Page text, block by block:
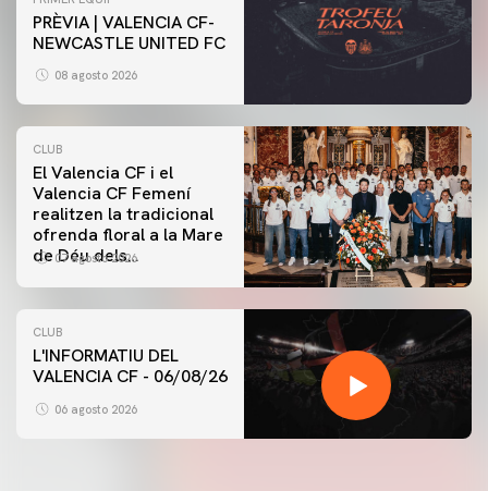
PRÈVIA | VALENCIA CF-
NEWCASTLE UNITED FC
08 agosto 2026
CLUB
El Valencia CF i el
Valencia CF Femení
realitzen la tradicional
ofrenda floral a la Mare
de Déu dels
07 agosto 2026
CLUB
L'INFORMATIU DEL
VALENCIA CF - 06/08/26
06 agosto 2026